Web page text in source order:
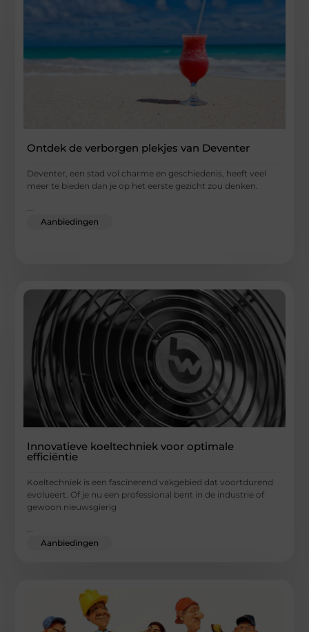
Ontdek de verborgen plekjes van Deventer
Deventer, een stad vol charme en geschiedenis, heeft veel
meer te bieden dan je op het eerste gezicht zou denken.
...
Aanbiedingen
Innovatieve koeltechniek voor optimale
efficiëntie
Koeltechniek is een fascinerend vakgebied dat voortdurend
evolueert. Of je nu een professional bent in de industrie of
gewoon nieuwsgierig
...
Aanbiedingen